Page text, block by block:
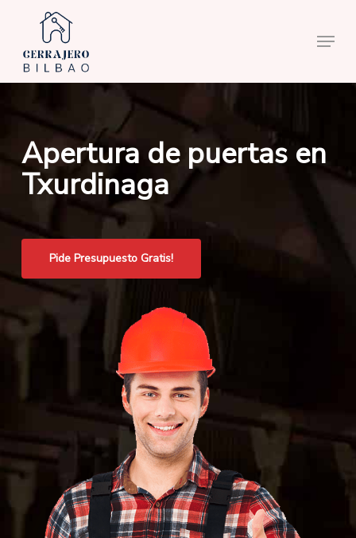
main
content
Menu
Apertura de puertas en
Txurdinaga
Pide Presupuesto Gratis!